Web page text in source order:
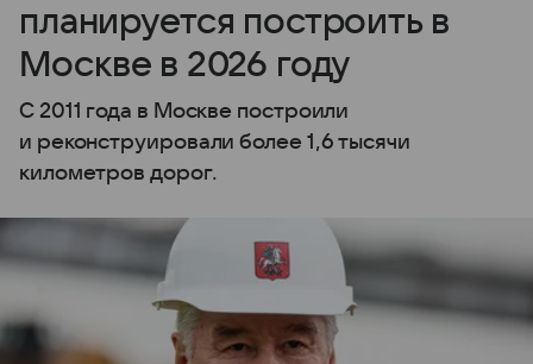
планируется построить в
Москве в 2026 году
С 2011 года в Москве построили
и реконструировали более 1,6 тысячи
километров дорог.